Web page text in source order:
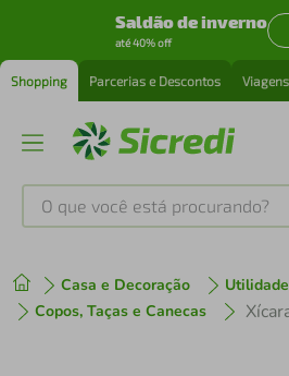
Saldão de inverno
até 40% off
Shopping Parcerias e Descontos Viagens
O que você está procurando?
Casa e Decoração
Copos, Taças e Canecas
1º tenis